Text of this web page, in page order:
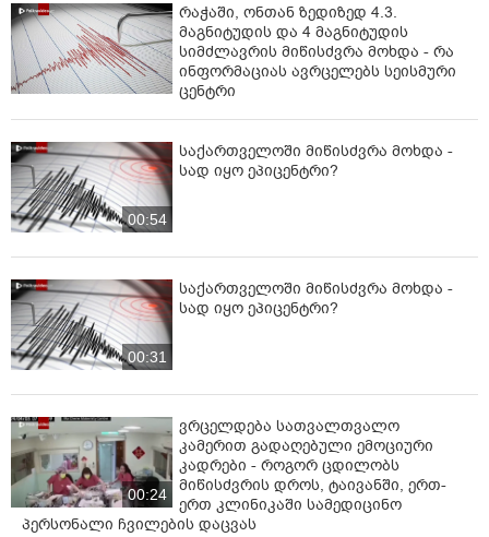
რაჭაში, ონთან ზედიზედ 4.3.
მაგნიტუდის და 4 მაგნიტუდის
სიმძლავრის მიწისძვრა მოხდა - რა
ინფორმაციას ავრცელებს სეისმური
ცენტრი
00:54
საქართველოში მიწისძვრა მოხდა -
სად იყო ეპიცენტრი?
00:31
საქართველოში მიწისძვრა მოხდა -
სად იყო ეპიცენტრი?
00:24
ვრცელდება სათვალთვალო
კამერით გადაღებული ემოციური
კადრები - როგორ ცდილობს
მიწისძვრის დროს, ტაივანში, ერთ-
ერთ კლინიკაში სამედიცინო
პერსონალი ჩვილების დაცვას